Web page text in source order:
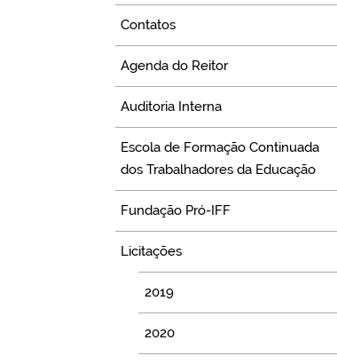
Contatos
Agenda do Reitor
Auditoria Interna
Escola de Formação Continuada
dos Trabalhadores da Educação
Fundação Pró-IFF
Licitações
2019
2020